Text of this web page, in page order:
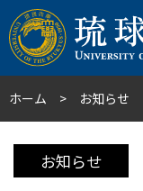
ホーム お知らせ
お知らせ